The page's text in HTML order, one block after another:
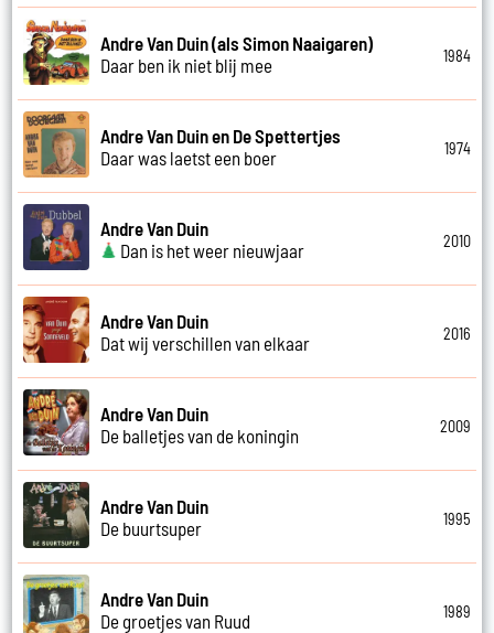
Andre Van Duin (als Simon Naaigaren)
Daar ben ik niet blij mee
1984
Andre Van Duin en De Spettertjes
Daar was laetst een boer
1974
Andre Van Duin
Dan is het weer nieuwjaar
2010
Andre Van Duin
Dat wij verschillen van elkaar
2016
Andre Van Duin
De balletjes van de koningin
2009
Andre Van Duin
De buurtsuper
1995
Andre Van Duin
De groetjes van Ruud
1989